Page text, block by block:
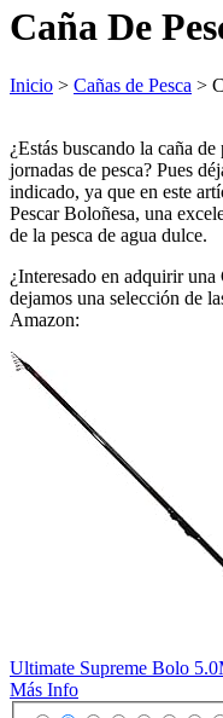
Caña De
Inicio > Cañas de Pesca >
¿Estás buscando la caña
jornadas de pesca? Pues
indicado, ya que en este
Pescar Boloñesa, una
de la pesca de agua dulce.
¿Interesado en adquirir
dejamos una selección de
Amazon:
Ultimate Supreme Bolo
Más Info